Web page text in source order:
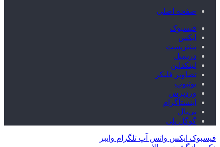
صفحه اصلی
فیسبوک
ایکس
پینتریست
دریبببل
لینکداین
تصاویر فلیکر
یوتیوب
وردپرس
اینستاگرام
پی‌پال
گوگل پلی
فیسبوک ایکس واتس آپ تلگرام وایبر